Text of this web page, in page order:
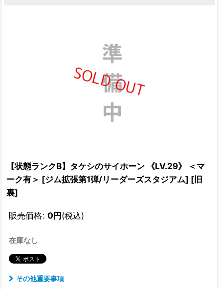
【状態ランクB】タケシのサイホーン 《LV.29》 ＜マ
ーク有＞ [ジム拡張第1弾/リーダーズスタジアム] [旧
裏]
販売価格: 0円(税込)
在庫なし
その他重要事項